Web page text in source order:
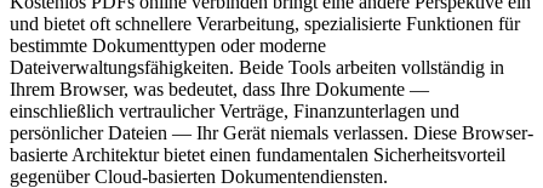
und bietet oft schnellere Verarbeitung, spezialisierte Funktionen für
bestimmte Dokumenttypen oder moderne
Dateiverwaltungsfähigkeiten. Beide Tools arbeiten vollständig in
Ihrem Browser, was bedeutet, dass Ihre Dokumente —
einschließlich vertraulicher Verträge, Finanzunterlagen und
persönlicher Dateien — Ihr Gerät niemals verlassen. Diese Browser-
basierte Architektur bietet einen fundamentalen Sicherheitsvorteil
gegenüber Cloud-basierten Dokumentendiensten.